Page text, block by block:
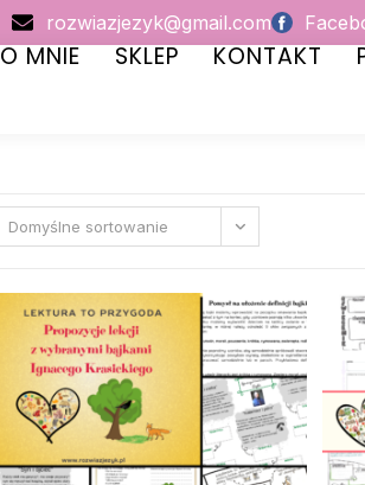
rozwiazjezyk@gmail.com
O MNIE SKLEP KONTAKT
Domyślne sortowanie